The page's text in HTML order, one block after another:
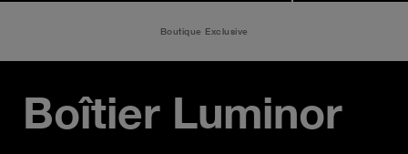
Boutique Exclusive
Boîtier Luminor